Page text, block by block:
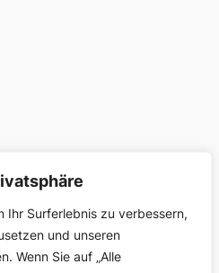
Ihr Surferlebnis zu verbessern,
und unseren
Wenn Sie auf „Alle
Evangelisch-